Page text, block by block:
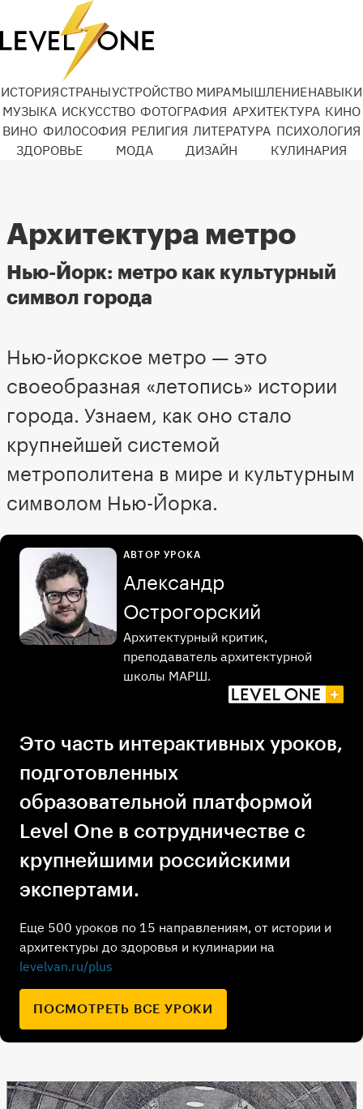
ИСТОРИЯСТРАНЫУСТРОЙСТВО МИРАМЫШЛЕНИЕНАВЫКИ
МУЗЫКА ИСКУССТВО ФОТОГРАФИЯ АРХИТЕКТУРА КИНО
ВИНО ФИЛОСОФИЯ РЕЛИГИЯ ЛИТЕРАТУРА ПСИХОЛОГИЯ
ЗДОРОВЬЕ
МОДА ДИЗАЙН КУЛИНАРИЯ
Архитектура метро
Нью-Йорк: метро как культурный
символ города
Нью-йоркское метро — это
своеобразная «летопись» истории
города. Узнаем, как оно стало
крупнейшей системой
метрополитена в мире и культурным
символом Нью-Йорка.
Это часть интерактивных уроков,
подготовленных
образовательной платформой
Level One в сотрудничестве с
крупнейшими российскими
экспертами.
Еще 500 уроков по 15 направлениям, от истории и
архитектуры до здоровья и кулинарии на
levelvan.ru/plus
ПОСМОТРЕТЬ ВСЕ УРОКИ
АВТОР УРОКА
Александр
Острогорский
Архитектурный критик,
преподаватель архитектурной
школы МАРШ.